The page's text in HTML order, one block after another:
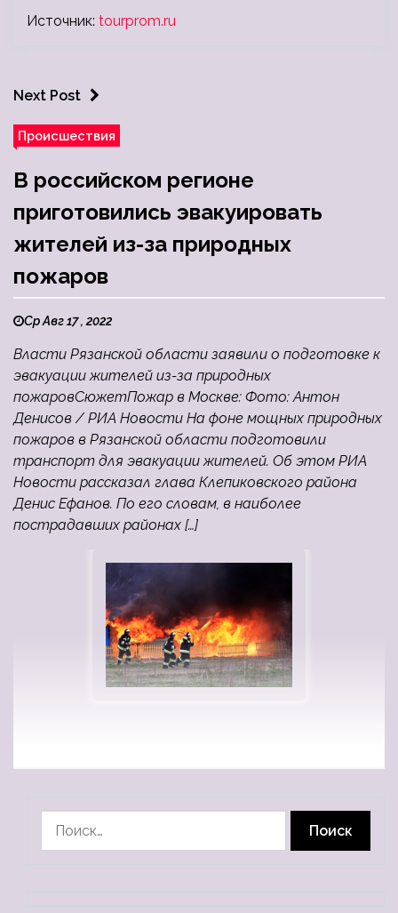
Источник: tourprom.ru
Next Post
Происшествия
В российском регионе
приготовились эвакуировать
жителей из-за природных
пожаров
Ср Авг 17 , 2022
Власти Рязанской области заявили о подготовке к
эвакуации жителей из-за природных
пожаровСюжетПожар в Москве: Фото: Антон
Денисов / РИА Новости На фоне мощных природных
пожаров в Рязанской области подготовили
транспорт для эвакуации жителей. Об этом РИА
Новости рассказал глава Клепиковского района
Денис Ефанов. По его словам, в наиболее
пострадавших районах […]